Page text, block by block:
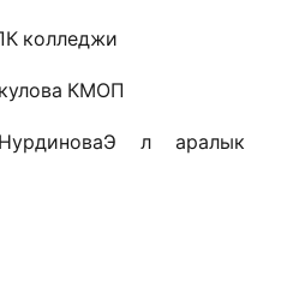
колледжи
КМОП
л аралык